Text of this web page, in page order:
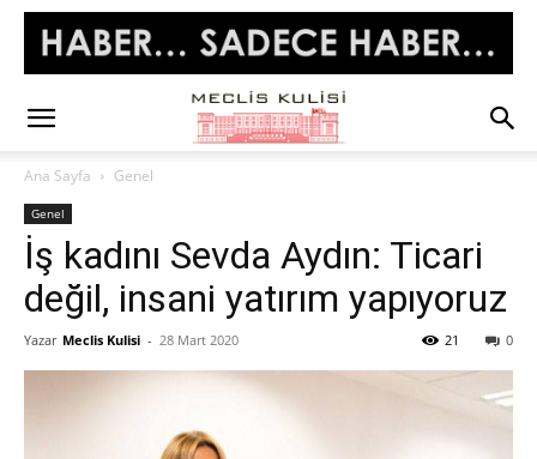
Ana Sayfa Genel
Genel
İş kadını Sevda Aydın: Ticari
değil, insani yatırım yapıyoruz
Yazar Meclis Kulisi - 28 Mart 2020 0
21